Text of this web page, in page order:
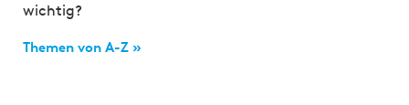
wichtig?
Themen von A-Z »